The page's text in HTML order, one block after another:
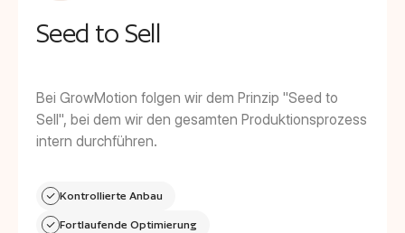
Seed to Sell
Bei GrowMotion folgen wir dem Prinzip "Seed to
Sell", bei dem wir den gesamten Produktionsprozess
intern durchführen.
Kontrollierte Anbau
Fortlaufende Optimierung